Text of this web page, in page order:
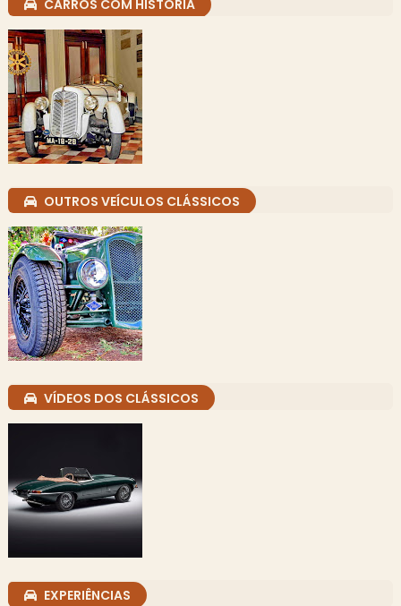
CARROS COM HISTÓRIA
OUTROS VEÍCULOS CLÁSSICOS
VÍDEOS DOS CLÁSSICOS
EXPERIÊNCIAS